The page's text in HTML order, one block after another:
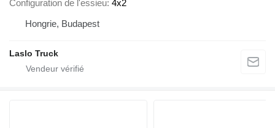
Configuration de l'essieu 4x2
Hongrie, Budapest
Laslo Truck